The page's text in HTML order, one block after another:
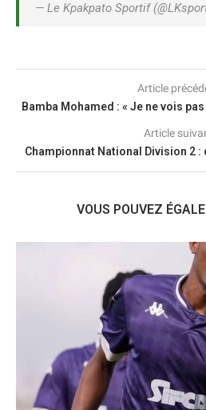
— Le Kpakpato Sportif
Article
Bamba Mohamed : « Je ne vois
Article
Championnat National Division 2 :
VOUS POUVEZ